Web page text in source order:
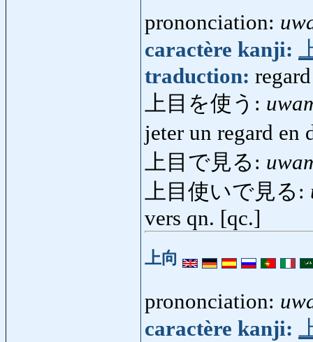
prononciation:
caractère kanji:
traduction:
上目を使う:
jeter un regard en
上目で見る:
上目使いで見る:
vers qn. [qc.]
上向
prononciation:
caractère kanji: